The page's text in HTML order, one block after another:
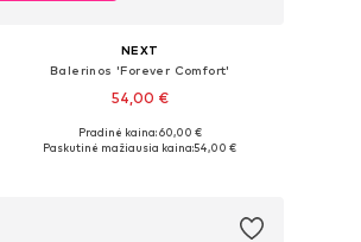
NEXT
Balerinos 'Forever Comfort'
54,00 €
Yra daugybė dydžių
Pradinė kaina: 60,00 €
Paskutinė mažiausia kaina:54,00 €